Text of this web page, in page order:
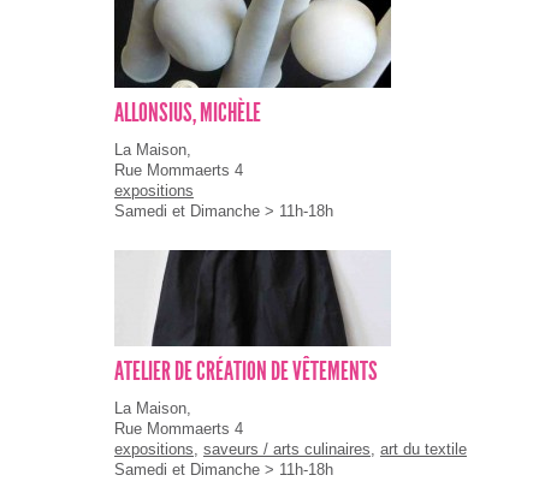
ALLONSIUS, MICHÈLE
La Maison,
Rue Mommaerts 4
expositions
Samedi et Dimanche > 11h-18h
ATELIER DE CRÉATION DE VÊTEMENTS
La Maison,
Rue Mommaerts 4
expositions, saveurs / arts culinaires, art du textile
Samedi et Dimanche > 11h-18h